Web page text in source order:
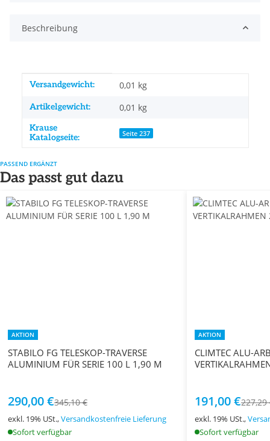
Beschreibung
Produkteigenschaft
Wert
Versandgewicht: 0,01 kg
Artikelgewicht: 0,01 kg
Krause
Katalogseite:
Seite 237
PASSEND ERGÄNZT
Das passt gut dazu
AKTION
STABILO FG TELESKOP-TRAVERSE
ALUMINIUM FÜR SERIE 100 L 1,90 M
290,00 €345,10 €
exkl. 19% USt.,Versandkostenfreie Lieferung
Sofort verfügbar
AKTION
CLIMTEC ALU-
191,00 €227,29
exkl. 19% USt.,
Sofort verfügbar